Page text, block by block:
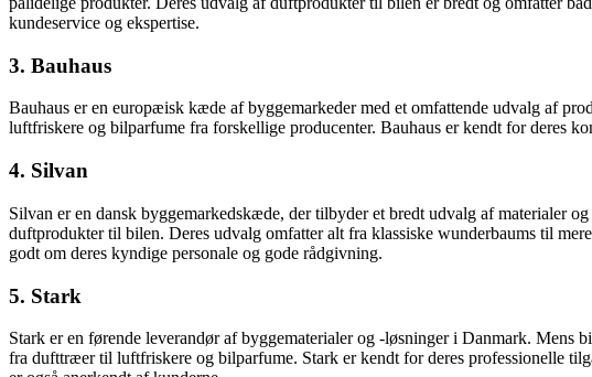
kundeservice og ekspertise.
3. Bauhaus
Bauhaus er en europæisk kæde af byggemarkeder med et omfattende udvalg af
luftfriskere og bilparfume fra forskellige producenter. Bauhaus er kendt for deres
4. Silvan
Silvan er en dansk byggemarkedskæde, der tilbyder et bredt udvalg af materialer
duftprodukter til bilen. Deres udvalg omfatter alt fra klassiske wunderbaums til
godt om deres kyndige personale og gode rådgivning.
5. Stark
Stark er en førende leverandør af byggematerialer og -løsninger i Danmark.
fra dufttræer til luftfriskere og bilparfume. Stark er kendt for deres professionelle